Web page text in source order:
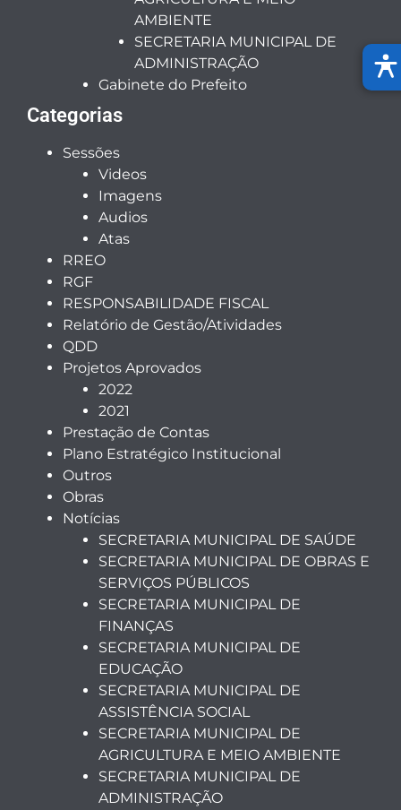
AMBIENTE
SECRETARIA MUNICIPAL DE
ADMINISTRAÇÃO
Gabinete do Prefeito
Categorias
Sessões
Videos
Imagens
Audios
Atas
RREO
RGF
RESPONSABILIDADE FISCAL
Relatório de Gestão/Atividades
QDD
Projetos Aprovados
2022
2021
Prestação de Contas
Plano Estratégico Institucional
Outros
Obras
Notícias
SECRETARIA MUNICIPAL DE SAÚDE
SECRETARIA MUNICIPAL DE OBRAS E
SERVIÇOS PÚBLICOS
SECRETARIA MUNICIPAL DE
FINANÇAS
SECRETARIA MUNICIPAL DE
EDUCAÇÃO
SECRETARIA MUNICIPAL DE
ASSISTÊNCIA SOCIAL
SECRETARIA MUNICIPAL DE
AGRICULTURA E MEIO AMBIENTE
SECRETARIA MUNICIPAL DE
ADMINISTRAÇÃO